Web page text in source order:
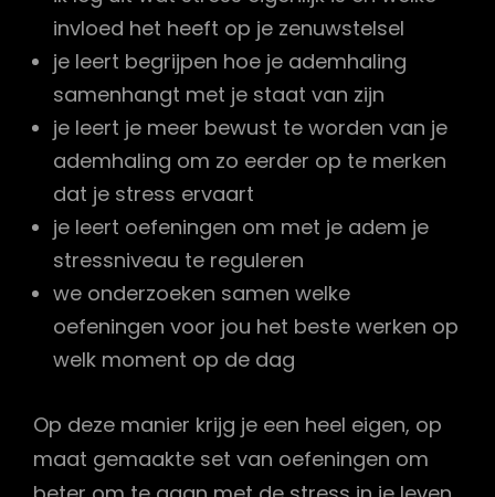
invloed het heeft op je zenuwstelsel
je leert begrijpen hoe je ademhaling
samenhangt met je staat van zijn
je leert je meer bewust te worden van je
ademhaling om zo eerder op te merken
dat je stress ervaart
je leert oefeningen om met je adem je
stressniveau te reguleren
we onderzoeken samen welke
oefeningen voor jou het beste werken op
welk moment op de dag
Op deze manier krijg je een heel eigen, op
maat gemaakte set van oefeningen om